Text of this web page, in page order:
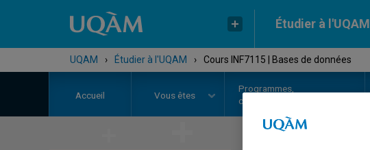
Étudier à l'UQAM
UQAM › Étudier à l'UQAM › Cours INF7115 | Bases de données
Accueil Vous êtes
Programmes,
cours et admission